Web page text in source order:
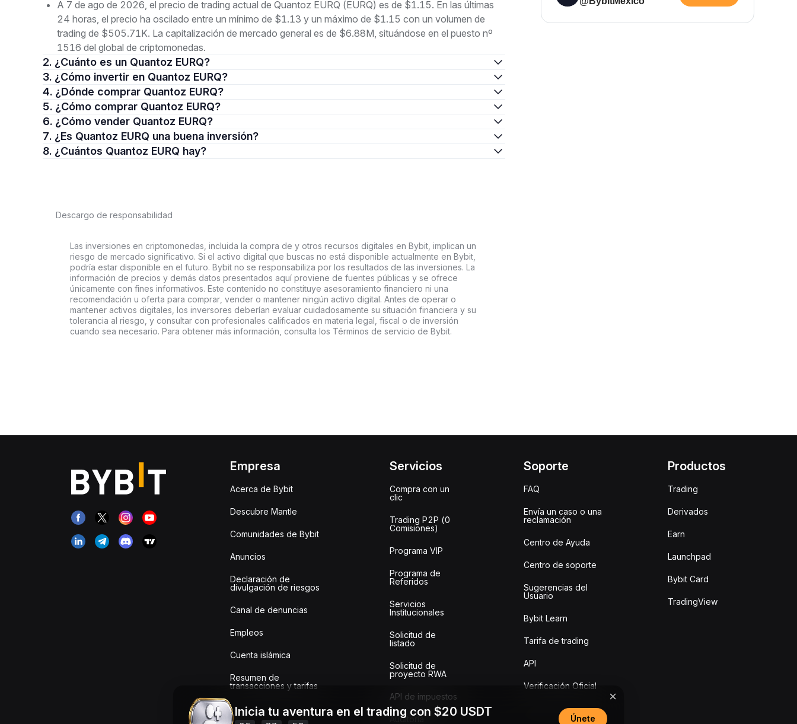
A 7 de ago de 2026, el precio de trading actual de Quantoz EURQ (EURQ) es de $1.15. En las últimas
24 horas, el precio ha oscilado entre un mínimo de $1.13 y un máximo de $1.15 con un volumen de
trading de $505.71K. La capitalización de mercado general es de $6.88M, situándose en el puesto nº
1516 del global de criptomonedas.
2. ¿Cuánto es un Quantoz EURQ?
3. ¿Cómo invertir en Quantoz EURQ?
4. ¿Dónde comprar Quantoz EURQ?
5. ¿Cómo comprar Quantoz EURQ?
6. ¿Cómo vender Quantoz EURQ?
7. ¿Es Quantoz EURQ una buena inversión?
8. ¿Cuántos Quantoz EURQ hay?
Descargo de responsabilidad
Las inversiones en criptomonedas, incluida la compra de y otros recursos digitales en Bybit, implican un
riesgo de mercado significativo. Si el activo digital que buscas no está disponible actualmente en Bybit,
podría estar disponible en el futuro. Bybit no se responsabiliza por los resultados de las inversiones. La
información de precios y demás datos presentados aquí proviene de fuentes públicas y se ofrece
únicamente con fines informativos. Este contenido no constituye asesoramiento financiero ni una
recomendación u oferta para comprar, vender o mantener ningún activo digital. Antes de operar o
mantener activos digitales, los inversores deberían evaluar cuidadosamente su situación financiera y su
tolerancia al riesgo, y consultar con profesionales calificados en materia legal, fiscal o de inversión
cuando sea necesario. Para obtener más información, consulta los Términos de servicio de Bybit.
Empresa
Acerca de Bybit
Descubre Mantle
Comunidades de Bybit
Anuncios
Declaración de
divulgación de riesgos
Canal de denuncias
Empleos
Cuenta islámica
Resumen de
transacciones y tarifas
Servicios
Compra con un
clic
Trading P2P (0
Comisiones)
Programa VIP
Programa de
Referidos
Servicios
Institucionales
Solicitud de
listado
Solicitud de
proyecto RWA
API de impuestos
Auditoría
Soporte
FAQ
Envía un caso o una
reclamación
Centro de Ayuda
Centro de soporte
Sugerencias del
Usuario
Bybit Learn
Tarifa de trading
API
Verificación Oficial
Productos
Trading
Derivados
Earn
Launchpad
Bybit Card
TradingView
Inicia tu aventura en el trading con $20 USDT Únete